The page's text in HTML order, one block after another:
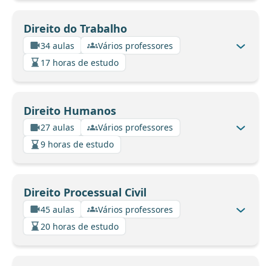
Direito do Trabalho
34 aulas
Vários professores
17 horas de estudo
Direito Humanos
27 aulas
Vários professores
9 horas de estudo
Direito Processual Civil
45 aulas
Vários professores
20 horas de estudo